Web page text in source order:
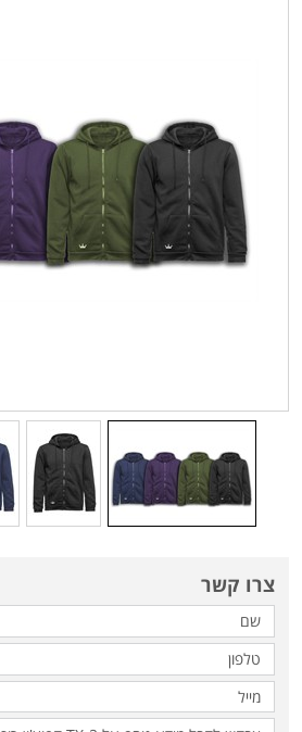
צרו קשר